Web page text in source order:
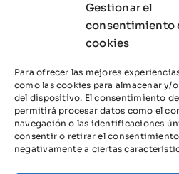
Gestionar el
consentimiento
cookies
Para ofrecer las mejores
como las cookies para almacenar y/
del dispositivo. El consentimiento
permitirá procesar datos como el
navegación o las identificaciones
consentir o retirar el
negativamente a ciertas
Tel.:985 219870
Fax: 985
Mail: